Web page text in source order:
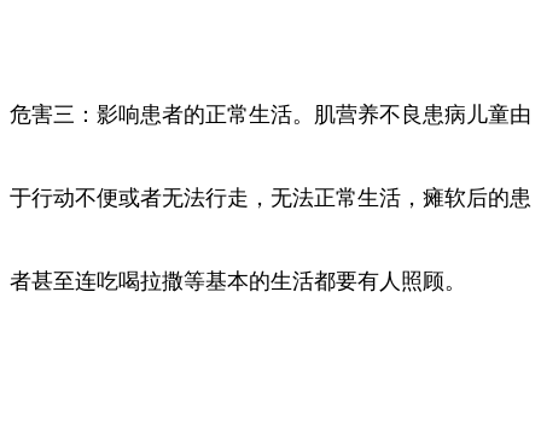
危害三：影响患者的正常生活。肌营养不良患病儿童由
于行动不便或者无法行走，无法正常生活，瘫软后的患
者甚至连吃喝拉撒等基本的生活都要有人照顾。